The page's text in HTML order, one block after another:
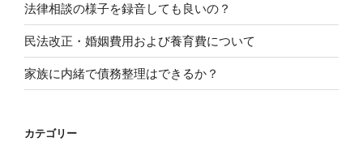
の
受
任
事
件
法律相談の様子を録音しても良いの？
民法改正・婚姻費用および養育費について
家族に内緒で債務整理はできるか？
カテゴリー